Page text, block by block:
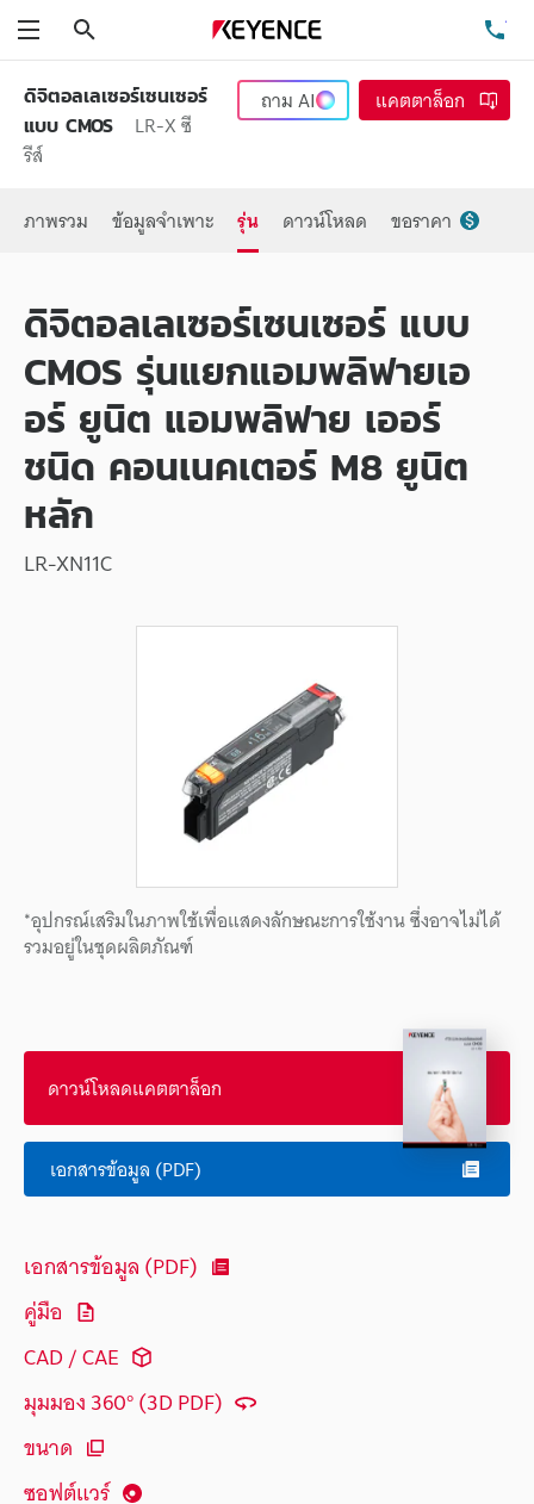
ดิจิตอลเลเซอร์เซนเซอร์
แบบ CMOS
LR-X ซี
รีส์
ถามAI แคตตาล็อก
ภาพรวม ข้อมูลจำเพาะ รุ่น ดาวน์โหลด ขอราคา
ดิจิตอลเลเซอร์เซนเซอร์ แบบ
CMOS รุ่นแยกแอมพลิฟายเอ
อร์ ยูนิต แอมพลิฟาย เออร์
ชนิด คอนเนคเตอร์ M8 ยูนิต
หลัก
LR-XN11C
*อุปกรณ์เสริมในภาพใช้เพื่อแสดงลักษณะการใช้งาน ซึ่งอาจไม่ได้
รวมอยู่ในชุดผลิตภัณฑ์
ดาวน์โหลดแคตตาล็อก
เอกสารข้อมูล (PDF)
เอกสารข้อมูล (PDF)
คู่มือ
CAD / CAE
มุมมอง 360° (3D PDF)
ขนาด
ซอฟต์แวร์